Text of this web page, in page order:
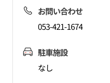
お問い合わせ
053-421-1674
駐車施設
なし